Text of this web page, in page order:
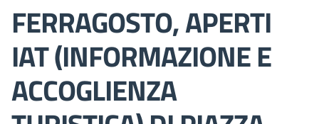
FERRAGOSTO, APERTI
IAT (INFORMAZIONE E
ACCOGLIENZA